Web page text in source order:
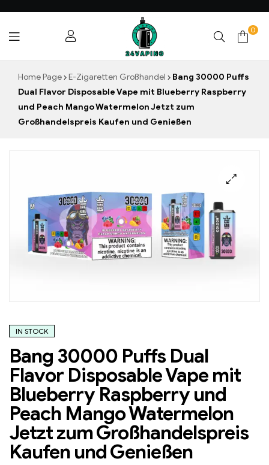
24VAPING.COM
0
Home Page E-Zigaretten Großhandel
Bang 30000 Puffs
Dual Flavor Disposable Vape mit Blueberry Raspberry
und Peach Mango Watermelon Jetzt zum
Großhandelspreis Kaufen und Genießen
IN STOCK
Bang 30000 Puffs Dual
Flavor Disposable Vape mit
Blueberry Raspberry und
Peach Mango Watermelon
Jetzt zum Großhandelspreis
Kaufen und Genießen